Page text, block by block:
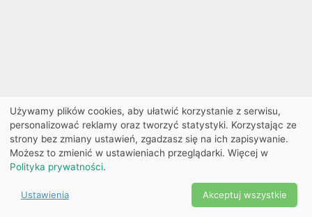
Ekobilet2026 |
Ustawienia
cookies
2026
Używamy plików cookies, aby ułatwić korzystanie z serwisu,
personalizować reklamy oraz tworzyć statystyki. Korzystając ze
strony bez zmiany ustawień, zgadzasz się na ich zapisywanie.
Możesz to zmienić w ustawieniach przeglądarki. Więcej w
Polityka prywatności.
Ustawienia Akceptuj wszystkie